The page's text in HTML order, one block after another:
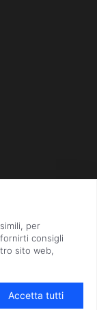
800.000,00